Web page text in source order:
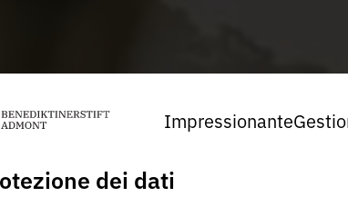
Impressionante
dei dati